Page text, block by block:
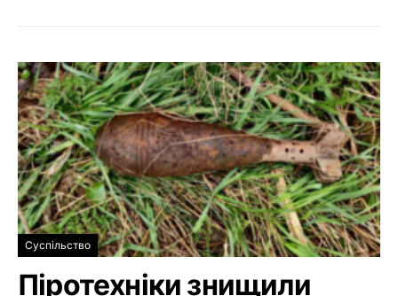
Суспільство
Піротехніки знищили